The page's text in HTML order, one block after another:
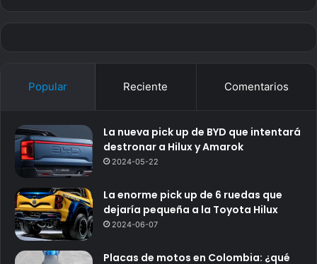
Popular Reciente Comentarios
La nueva pick up de BYD que intentará
destronar a Hilux y Amarok
2024-05-22
La enorme pick up de 6 ruedas que
dejaría pequeña a la Toyota Hilux
2024-06-07
Placas de motos en Colombia: ¿qué